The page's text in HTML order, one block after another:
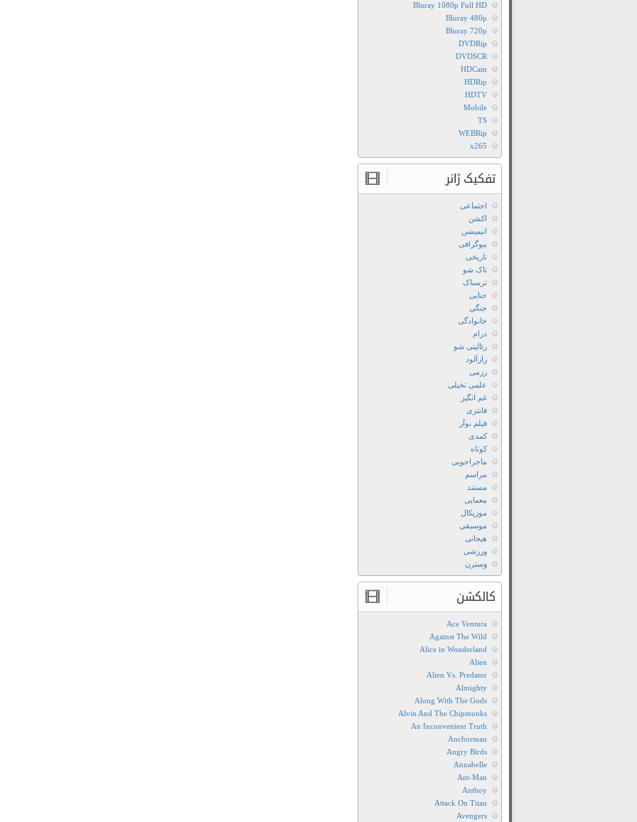
Bluray 1080p Full HD
Bluray 480p
Bluray 720p
DVDRip
DVDSCR
HDCam
HDRip
HDTV
Mobile
TS
WEBRip
x265
تفکیک ژانر
اجتماعی
اکشن
انیمیشن
بیوگرافی
تاریخی
تاک شو
ترسناک
جنایی
جنگی
خانوادگی
درام
رئالیتی شو
رازآلود
رزمی
علمی تخیلی
غم انگیز
فانتزی
فیلم نوآر
کمدی
کوتاه
ماجراجویی
مراسم
مستند
معمایی
موزیکال
موسیقی
هیجانی
ورزشی
وسترن
کالکشن
Ace Ventura
Against The Wild
Alice in Wonderland
Alien
Alien Vs. Predator
Almighty
Along With The Gods
Alvin And The Chipmunks
An Inconvenient Truth
Anchorman
Angry Birds
Annabelle
Ant-Man
Antboy
Attack On Titan
Avengers